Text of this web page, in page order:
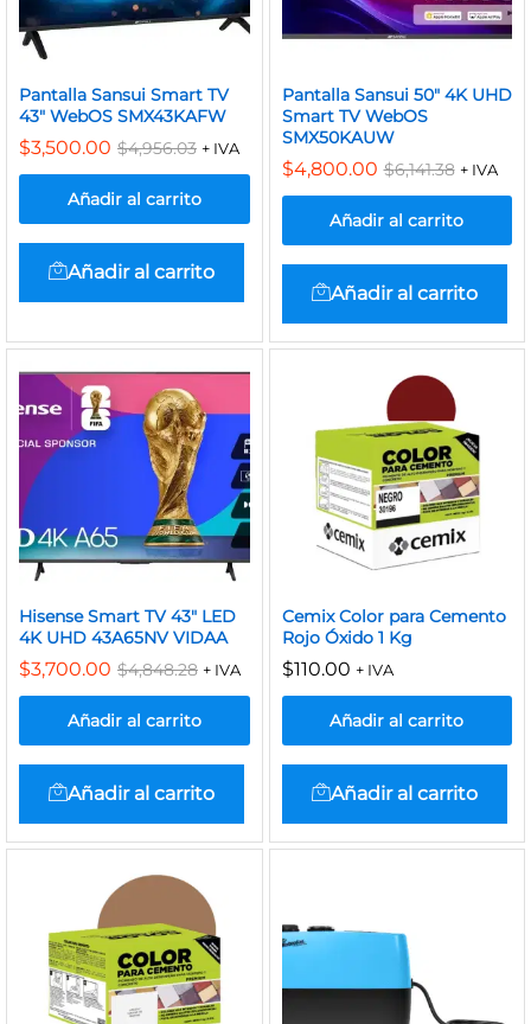
Pantalla Sansui Smart TV
43″ WebOS SMX43KAFW
$3,500.00 $4,956.03 + IVA
Añadir al carrito
Añadir al carrito
Pantalla Sansui 50″ 4K UHD
Smart TV WebOS
SMX50KAUW
$4,800.00 $6,141.38 + IVA
Añadir al carrito
Añadir al carrito
Hisense Smart TV 43″ LED
4K UHD 43A65NV VIDAA
$3,700.00 $4,848.28 + IVA
Añadir al carrito
Añadir al carrito
Cemix Color para Cemento
Rojo Óxido 1 Kg
$110.00 + IVA
Añadir al carrito
Añadir al carrito